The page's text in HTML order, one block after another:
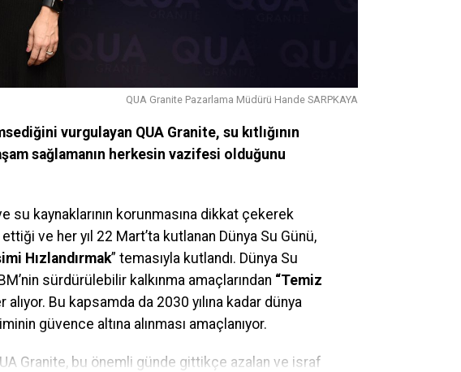
QUA Granite Pazarlama Müdürü Hande SARPKAYA
vurgulayan QUA Granite, su kıtlığının
sağlamanın herkesin vazifesi olduğunu
kaynaklarının korunmasına dikkat çekerek
ve her yıl 22 Mart’ta kutlanan Dünya Su Günü,
Hızlandırmak” temasıyla kutlandı. Dünya Su
sürdürülebilir kalkınma amaçlarından “Temiz
Bu kapsamda da 2030 yılına kadar dünya
güvence altına alınması amaçlanıyor.
Granite, bu önemli günde gittikçe azalan ve israf